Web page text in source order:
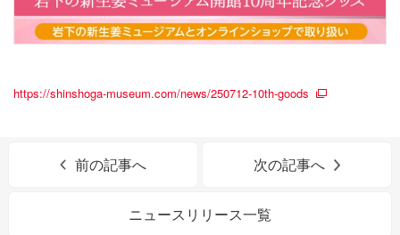
https://shinshoga-museum.com/news/250712-10th-goods
前の記事へ 次の記事へ
ニュースリリース一覧